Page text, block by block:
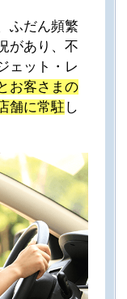
ふだん頻繁
があり、不
ェット・レ
お客さまの
舗に常駐 し